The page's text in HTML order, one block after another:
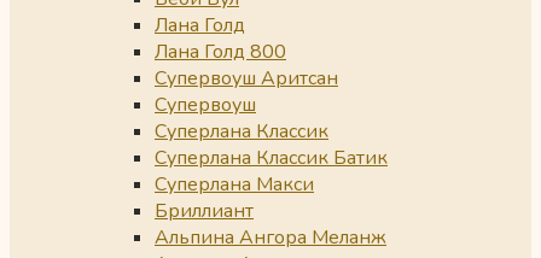
Лана Голд
Лана Голд 800
Супервоуш Аритсан
Супервоуш
Суперлана Классик
Суперлана Классик Батик
Суперлана Макси
Бриллиант
Альпина Ангора Меланж